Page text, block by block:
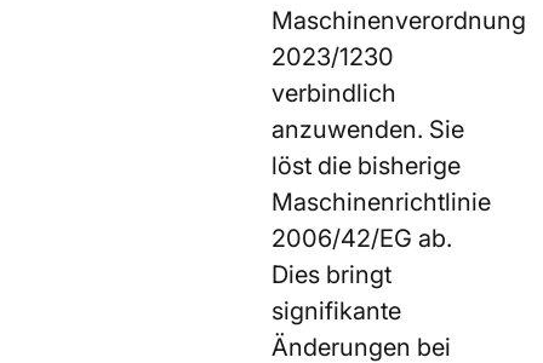
Maschinenverordnung
2023/1230
verbindlich
anzuwenden. Sie
löst die bisherige
Maschinenrichtlinie
2006/42/EG ab.
Dies bringt
signifikante
Änderungen bei